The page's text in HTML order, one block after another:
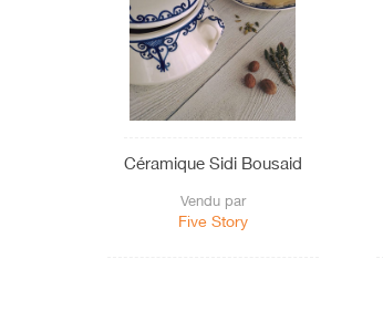
Céramique Sidi Bousaid
Vendu par
Five Story